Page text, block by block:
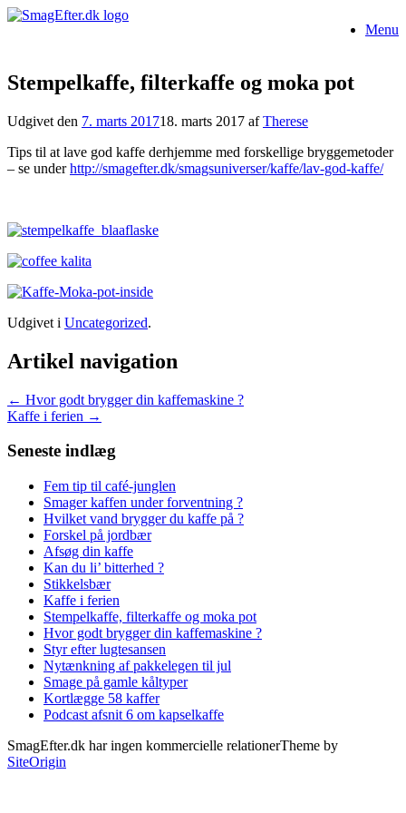
Gå
Menu
Stempelkaffe, filterkaffe og moka pot
Udgivet den 7. marts 201718. marts 2017 afTherese
Tips til at lave god kaffe derhjemme med forskellige bryggemetoder
– se underhttp://smagefter.dk/smagsuniverser/kaffe/lav-god-kaffe/
Udgivet i Uncategorized.
Artikel navigation
← Hvor godt brygger din kaffemaskine ?
Kaffe i ferien →
Seneste indlæg
Fem tip til café-junglen
Smager kaffen under forventning ?
Hvilket vand brygger du kaffe på ?
Forskel på jordbær
Afsøg din kaffe
Kan du li’ bitterhed ?
Stikkelsbær
Kaffe i ferien
Stempelkaffe, filterkaffe og moka pot
Hvor godt brygger din kaffemaskine ?
Styr efter lugtesansen
Nytænkning af pakkelegen til jul
Smage på gamle kåltyper
Kortlægge 58 kaffer
Podcast afsnit 6 om kapselkaffe
SmagEfter.dk har ingen kommercielle relationerTheme by
SiteOrigin